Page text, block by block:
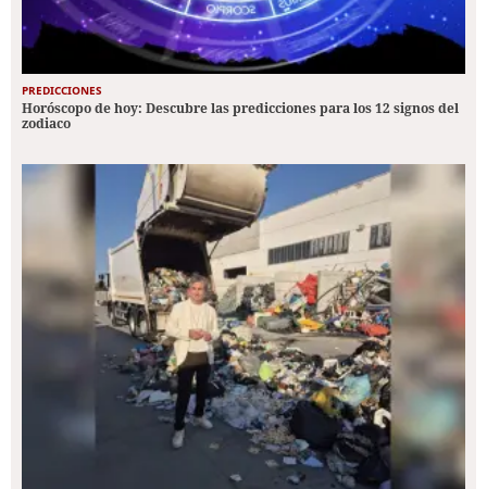
PREDICCIONES
Horóscopo de hoy: Descubre las predicciones para los 12 signos del
zodiaco